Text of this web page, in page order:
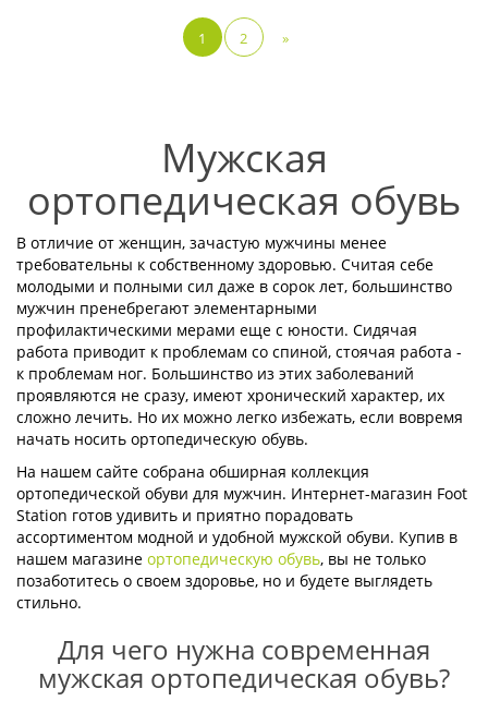
1 2 »
Мужская
ортопедическая обувь
В отличие от женщин, зачастую мужчины менее
требовательны к собственному здоровью. Считая себе
молодыми и полными сил даже в сорок лет, большинство
мужчин пренебрегают элементарными
профилактическими мерами еще с юности. Сидячая
работа приводит к проблемам со спиной, стоячая работа -
к проблемам ног. Большинство из этих заболеваний
проявляются не сразу, имеют хронический характер, их
сложно лечить. Но их можно легко избежать, если вовремя
начать носить ортопедическую обувь.
На нашем сайте собрана обширная коллекция
ортопедической обуви для мужчин. Интернет-магазин Foot
Station готов удивить и приятно порадовать
ассортиментом модной и удобной мужской обуви. Купив в
нашем магазине ортопедическую обувь, вы не только
позаботитесь о своем здоровье, но и будете выглядеть
стильно.
Для чего нужна современная
мужская ортопедическая обувь?